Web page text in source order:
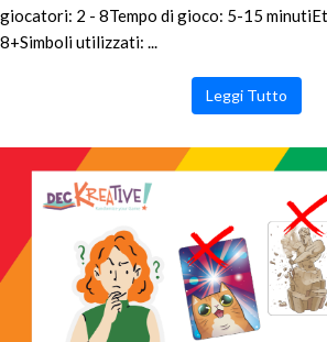
giocatori: 2 - 8Tempo di gioco: 5-15
8+Simboli utilizzati: ...
Leggi Tutto